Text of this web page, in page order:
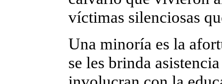
víctimas silenciosas
Una minoría es la
se les brinda